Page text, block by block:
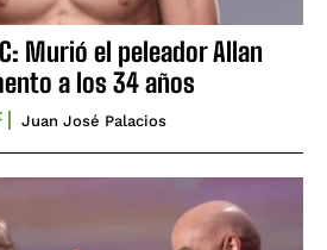
Murió el peleador Allan
a los 34 años
Juan José Palacios